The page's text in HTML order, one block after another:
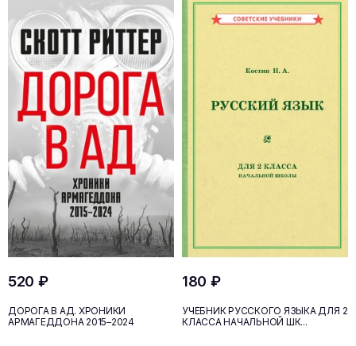
520 ₽
ДОРОГА В АД. ХРОНИКИ
АРМАГЕДДОНА 2015–2024
180 ₽
УЧЕБНИК РУССКОГО ЯЗЫКА ДЛЯ 2
КЛАССА НАЧАЛЬНОЙ ШК...